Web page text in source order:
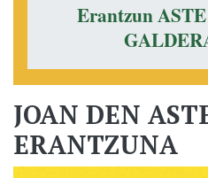
Erantzun
JOAN DEN
ERANTZUNA